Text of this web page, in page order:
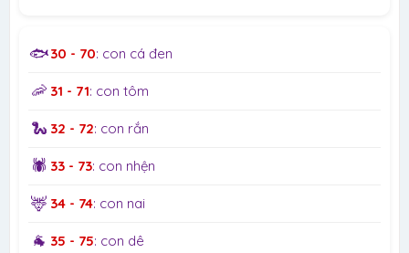
🐟30 - 70: con cá đen
🦐 31 - 71: con tôm
🐍 32 - 72: con rắn
🕷️ 33 - 73: con nhện
🦌 34 - 74: con nai
🐐 35 - 75: con dê